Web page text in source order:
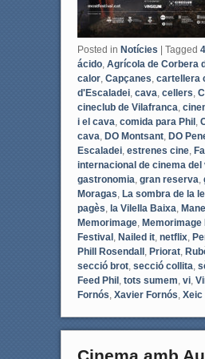
Posted in Notícies Tagged
ácido, Agrícola de Corbera
calor, Capçanes, cartellera
d'Escaladei, cava, cellers,
cineclub de Vilafranca,
i el cava, comida para Phil ,
cava, DO Montsant, DO
Escaladei, estrenes cine,
internacional de cinema del
gastronomia, gran reserva,
Moragas, La sombra de la
pagès, la Vilella Baixa,
Memorimage, Memorimage
Festival , Nailed it, netflix,
Phill Rosendall , Priorat,
secció brot, secció collita,
Feed Phil , tots sumem, vi,
Fornós, Xavier Fornós, Xeic